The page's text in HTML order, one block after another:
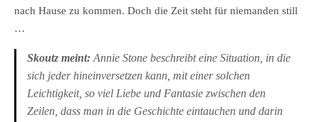
nach Hause zu kommen. Doch die Zeit steht für niemanden still
…
Skoutz meint: Annie Stone beschreibt eine Situation, in die
sich jeder hineinversetzen kann, mit einer solchen
Leichtigkeit, so viel Liebe und Fantasie zwischen den
Zeilen, dass man in die Geschichte eintauchen und darin